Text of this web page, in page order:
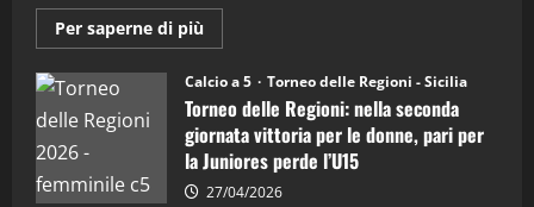
4
(Martedi 14 Aprile 2026)
"SportEmpire" in Podcast
“SportEmpire” in Podcast: 26^ Puntata
(Martedi 07 Aprile 2026)
Per saperne di più
informazioni
Torneo
delle
Regioni
di
calcio
a
5:
la
Calcio a 5 Torneo delle Regioni - Sicilia
Torneo delle Regioni: nella seconda
giornata vittoria per le donne, pari per
la Juniores perde l’U15
27/04/2026